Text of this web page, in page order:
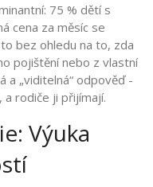
75 % dětí s
cena za měsíc se
bez ohledu na to, zda
pojištění nebo z vlastní
a „viditelná“ odpověď -
a rodiče ji přijímají.
Výuka